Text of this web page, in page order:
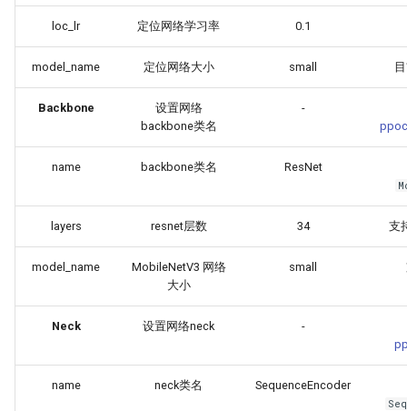
loc_lr 定位网络学习率 0.1
model_name 定位网络大小 small
Backbone
设置网络
backbone类名
-
name backbone类名 ResNet
layers resnet层数 34 支
model_name
MobileNetV3 网络
大小
small
Neck 设置网络neck
-
name neck类名 SequenceEncoder